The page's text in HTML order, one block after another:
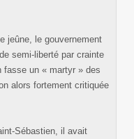
jeûne, le gouvernement
semi-liberté par crainte
fasse un « martyr » des
alors fortement critiquée
Sébastien, il avait